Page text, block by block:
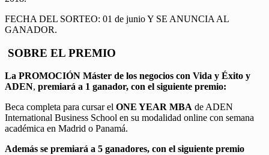
FECHA DEL SORTEO: 01 de junio Y SE ANUNCIA AL
GANADOR.
SOBRE EL PREMIO
La PROMOCIÓN Máster de los negocios con Vida y Éxito y
ADEN, premiará a 1 ganador, con el siguiente premio:
Beca completa para cursar el ONE YEAR MBA de ADEN
International Business School en su modalidad online con semana
académica en Madrid o Panamá.
Además se premiará a 5 ganadores, con el siguiente premio